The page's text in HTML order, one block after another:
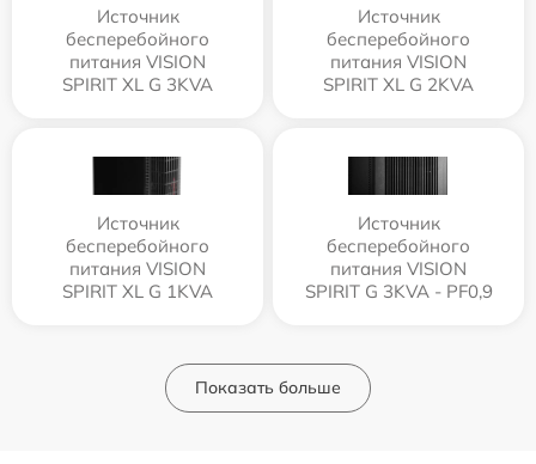
Источник
бесперебойного
питания VISION
SPIRIT XL G 3KVA
Источник
бесперебойного
питания VISION
SPIRIT XL G 2KVA
Источник
бесперебойного
питания VISION
SPIRIT XL G 1KVA
Источник
бесперебойного
питания VISION
SPIRIT G 3KVA - PF0,9
Показать больше